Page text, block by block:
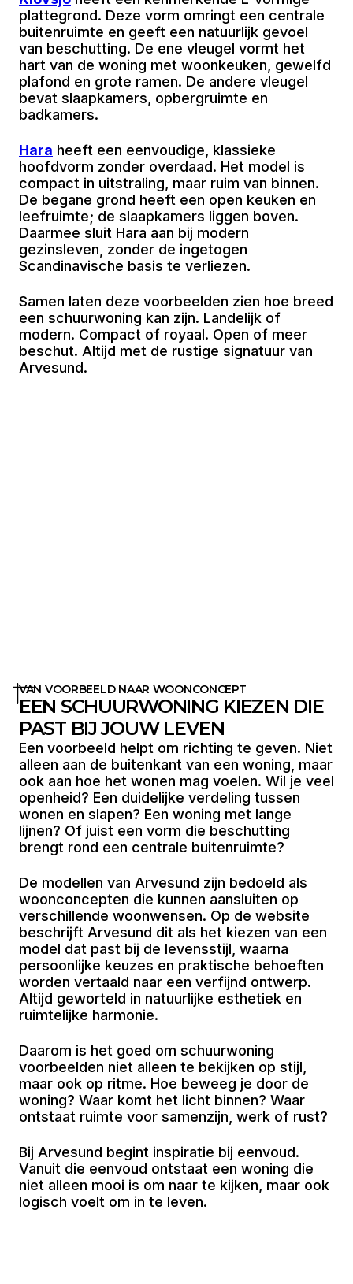
plattegrond. Deze vorm omringt een centrale
buitenruimte en geeft een natuurlijk gevoel
van beschutting. De ene vleugel vormt het
hart van de woning met woonkeuken, gewelfd
plafond en grote ramen. De andere vleugel
bevat slaapkamers, opbergruimte en
badkamers.
Hara heeft een eenvoudige, klassieke
hoofdvorm zonder overdaad. Het model is
compact in uitstraling, maar ruim van binnen.
De begane grond heeft een open keuken en
leefruimte; de slaapkamers liggen boven.
Daarmee sluit Hara aan bij modern
gezinsleven, zonder de ingetogen
Scandinavische basis te verliezen.
Samen laten deze voorbeelden zien hoe breed
een schuurwoning kan zijn. Landelijk of
modern. Compact of royaal. Open of meer
beschut. Altijd met de rustige signatuur van
Arvesund.
VAN VOORBEELD NAAR WOONCONCEPT
EEN SCHUURWONING KIEZEN DIE
PAST BIJ JOUW LEVEN
Een voorbeeld helpt om richting te geven. Niet
alleen aan de buitenkant van een woning, maar
ook aan hoe het wonen mag voelen. Wil je veel
openheid? Een duidelijke verdeling tussen
wonen en slapen? Een woning met lange
lijnen? Of juist een vorm die beschutting
brengt rond een centrale buitenruimte?
De modellen van Arvesund zijn bedoeld als
woonconcepten die kunnen aansluiten op
verschillende woonwensen. Op de website
beschrijft Arvesund dit als het kiezen van een
model dat past bij de levensstijl, waarna
persoonlijke keuzes en praktische behoeften
worden vertaald naar een verfijnd ontwerp.
Altijd geworteld in natuurlijke esthetiek en
ruimtelijke harmonie.
Daarom is het goed om schuurwoning
voorbeelden niet alleen te bekijken op stijl,
maar ook op ritme. Hoe beweeg je door de
woning? Waar komt het licht binnen? Waar
ontstaat ruimte voor samenzijn, werk of rust?
Bij Arvesund begint inspiratie bij eenvoud.
Vanuit die eenvoud ontstaat een woning die
niet alleen mooi is om naar te kijken, maar ook
logisch voelt om in te leven.